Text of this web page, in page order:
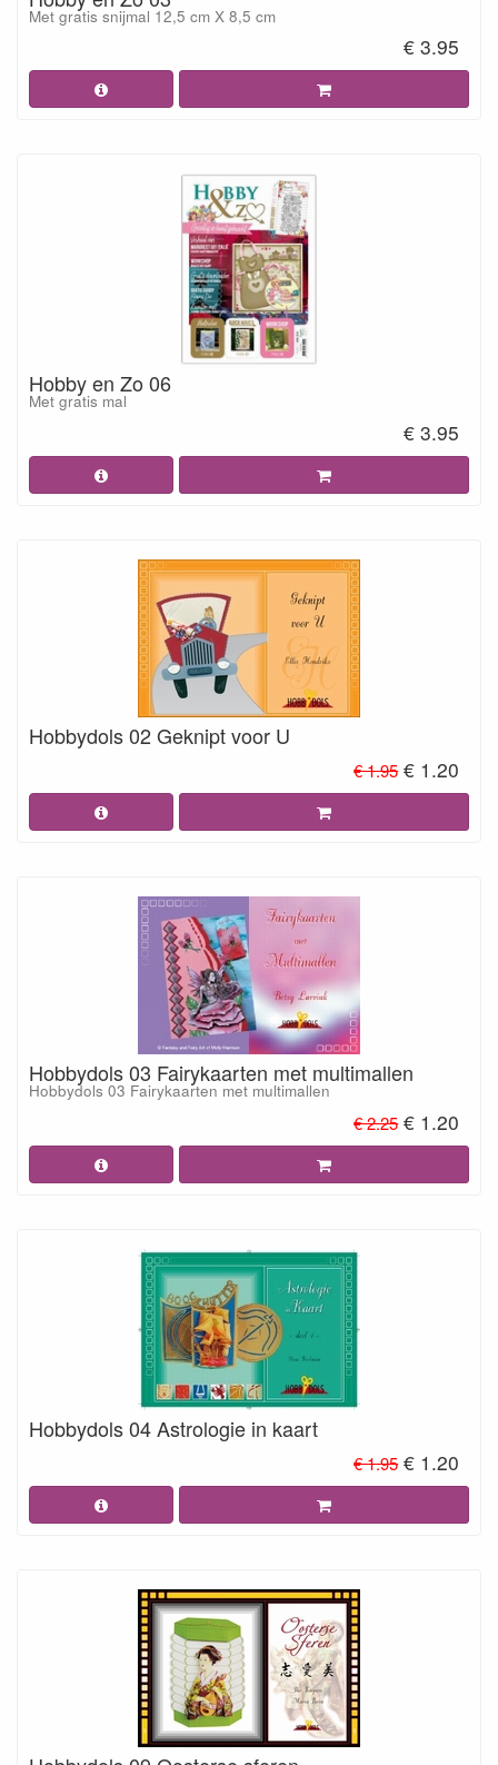
Met gratis snijmal 12,5 cm X 8,5 cm
€ 3.95
Hobby en Zo 06
Met gratis mal
€ 3.95
Hobbydols 02 Geknipt voor U
€ 1.95 € 1.20
Hobbydols 03 Fairykaarten met multimallen
Hobbydols 03 Fairykaarten met multimallen
€ 2.25 € 1.20
Hobbydols 04 Astrologie in kaart
€ 1.95 € 1.20